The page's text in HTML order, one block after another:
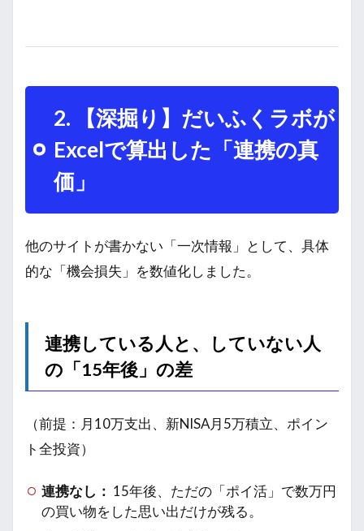
2. 【深掘り】だいふくラボが
Excelで算出した「連携の真
価」
他のサイトが書かない「一次情報」として、具体
的な「機会損失」を数値化しました。
連携している人と、していない人
の「15年後」の差
（前提：月10万支出、新NISA月5万積立、ポイン
ト全投資）
連携なし： 15年後、ただの「ポイ活」で数万円
の買い物をした思い出だけが残る。